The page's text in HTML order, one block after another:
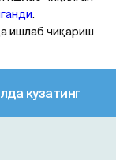
.
ишлаб чиқариш
кузатинг